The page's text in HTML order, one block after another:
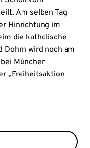
Am selben Tag
Hinrichtung im
die katholische
Dohrn wird noch am
München
„Freiheitsaktion